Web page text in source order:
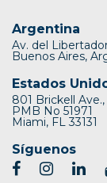
Argentina
Av. del
Buenos Aires,
Estados
801 Brickell
PMB No 51971
Miami, FL 33131
Síguenos